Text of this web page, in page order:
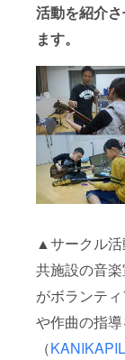
活動を紹介
ます。
▲サークル
共施設の音
がボランテ
や作曲の指導
（